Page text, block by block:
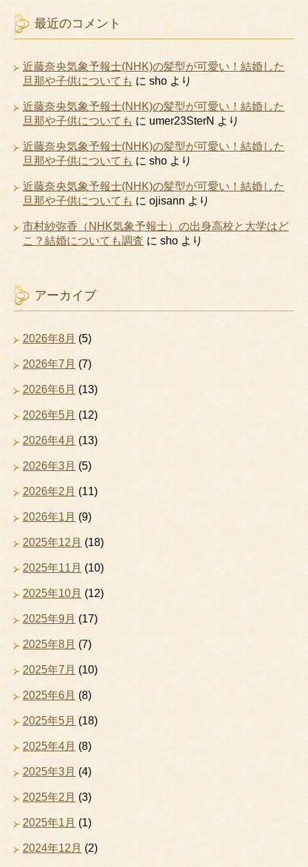
最近のコメント
近藤奈央気象予報士(NHK)の髪型が可愛い！結婚した
旦那や子供についても に sho より
近藤奈央気象予報士(NHK)の髪型が可愛い！結婚した
旦那や子供についても に umer23SterN より
近藤奈央気象予報士(NHK)の髪型が可愛い！結婚した
旦那や子供についても に sho より
近藤奈央気象予報士(NHK)の髪型が可愛い！結婚した
旦那や子供についても に ojisann より
市村紗弥香（NHK気象予報士）の出身高校と大学はど
こ？結婚についても調査 に sho より
アーカイブ
2026年8月 (5)
2026年7月 (7)
2026年6月 (13)
2026年5月 (12)
2026年4月 (13)
2026年3月 (5)
2026年2月 (11)
2026年1月 (9)
2025年12月 (18)
2025年11月 (10)
2025年10月 (12)
2025年9月 (17)
2025年8月 (7)
2025年7月 (10)
2025年6月 (8)
2025年5月 (18)
2025年4月 (8)
2025年3月 (4)
2025年2月 (3)
2025年1月 (1)
2024年12月 (2)